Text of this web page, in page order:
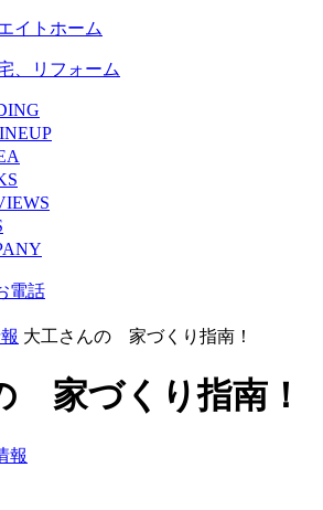
、リフォーム
電話
大工さんの 家づくり指南！
家づくり指南！
報